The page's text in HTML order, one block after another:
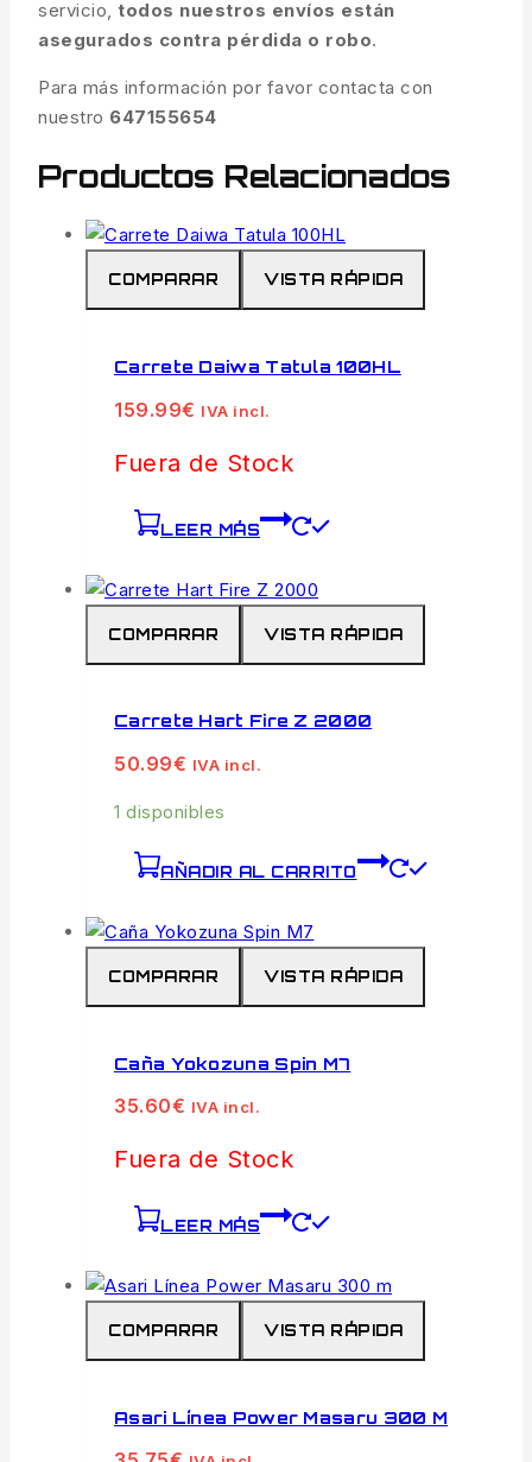
servicio, todos nuestros envíos están
asegurados contra pérdida o robo.
Para más información por favor contacta con
nuestro 647155654
Productos Relacionados
COMPARAR VISTA RÁPIDA
Carrete Daiwa Tatula 100HL
159.99€ IVA incl.
Fuera de Stock
LEER MÁS
COMPARAR VISTA RÁPIDA
Carrete Hart Fire Z 2000
50.99€ IVA incl.
1 disponibles
AÑADIR AL CARRITO
COMPARAR VISTA RÁPIDA
Caña Yokozuna Spin M7
35.60€ IVA incl.
Fuera de Stock
LEER MÁS
COMPARAR VISTA RÁPIDA
Asari Línea Power Masaru 300 M